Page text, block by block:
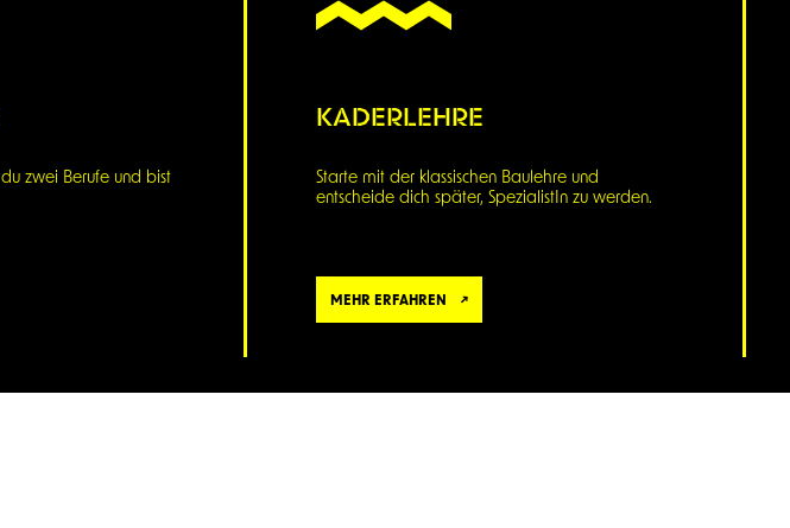
zwei Berufe und bist
KADERLEHRE
Starte mit der klassischen Baulehre und
entscheide dich später, SpezialistIn zu werden.
MEHR ERFAHREN